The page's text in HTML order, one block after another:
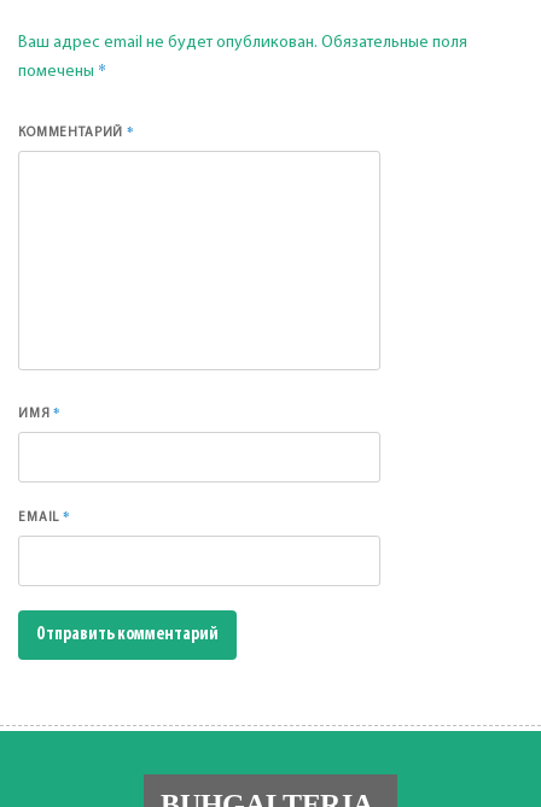
Ваш адрес email не будет опубликован. Обязательные поля
помечены *
КОММЕНТАРИЙ*
ИМЯ*
EMAIL*